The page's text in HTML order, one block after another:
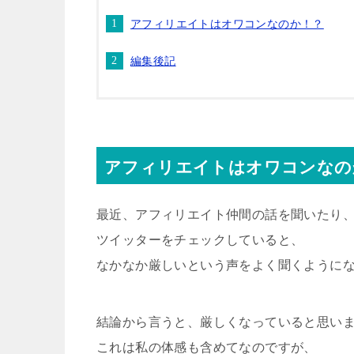
アフィリエイトはオワコンなのか！？
編集後記
アフィリエイトはオワコンなの
最近、アフィリエイト仲間の話を聞いたり、
ツイッターをチェックしていると、
なかなか厳しいという声をよく聞くようにな
結論から言うと、厳しくなっていると思いま
これは私の体感も含めてなのですが、